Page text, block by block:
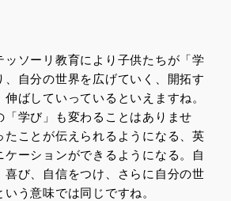
ッソーリ教育により子供たちが「学
自分の世界を広げていく、開拓す
ばしていっているといえますね。
「学び」も変わることはありませ
たことが伝えられるようになる、英
ーションができるようになる。自
喜び、自信をつけ、さらに自分の世
う意味では同じですね。